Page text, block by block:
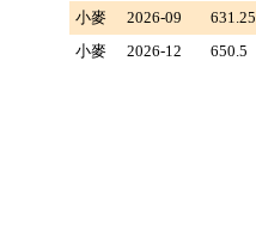
小麥
2026-09 631.25
小麥
2026-12 650.5